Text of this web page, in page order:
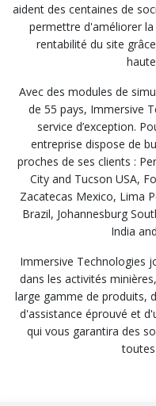
aident des centaines de
permettre d'améliorer
rentabilité du site
Avec des modules de
de 55 pays, Immersive
service d’exception.
entreprise dispose de
proches de ses clients :
City and Tucson USA,
Zacatecas Mexico, Lima
Brazil, Johannesburg
India
Immersive Technologies
dans les activités
large gamme de produits,
d'assistance éprouvé et
qui vous garantira des